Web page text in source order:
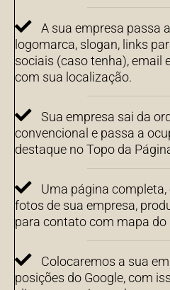
A sua empresa passa
logomarca, slogan, links
sociais (caso tenha), email
com sua localização.
Sua empresa sai da
convencional e passa a
destaque no Topo da
Uma página
fotos de sua empresa,
para contato com mapa do
Colocaremos a sua
posições do Google, com